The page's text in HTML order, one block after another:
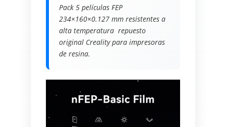
Pack 5 películas FEP
234×160×0.127 mm resistentes a
alta temperatura  repuesto
original Creality para impresoras
de resina.